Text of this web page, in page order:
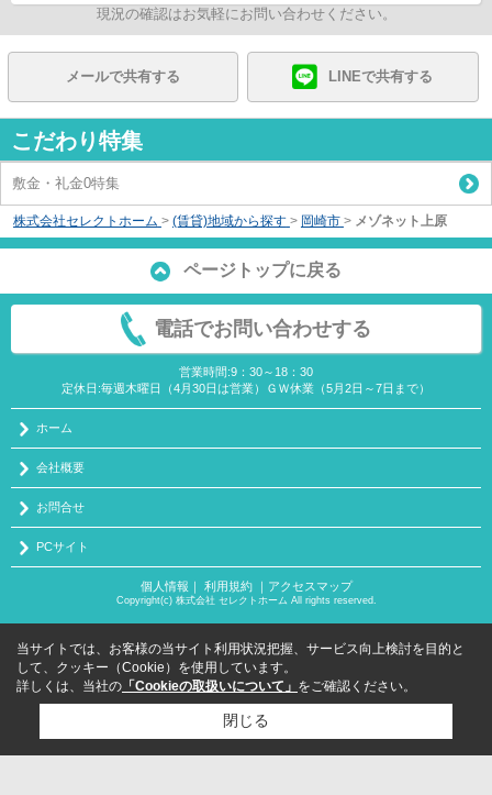
現況の確認はお気軽にお問い合わせください。
メールで共有する LINEで共有する
こだわり特集
敷金・礼金0特集
株式会社セレクトホーム > (賃貸)地域から探す > 岡崎市 > メゾネット上原
ページトップに戻る
電話でお問い合わせする
営業時間:9：30～18：30
定休日:毎週木曜日（4月30日は営業）ＧＷ休業（5月2日～7日まで）
ホーム
会社概要
お問合せ
PCサイト
個人情報 利用規約｜ アクセスマップ
Copyright(c) 株式会社 セレクトホーム All rights reserved.
当サイトでは、お客様の当サイト利用状況把握、サービス向上検討を目的と
して、クッキー（Cookie）を使用しています。
詳しくは、当社の 「Cookieの取扱いについて」 をご確認ください。
閉じる